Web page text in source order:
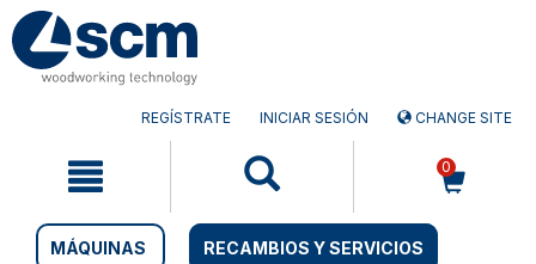
Saltar
contenido
Saltar
menú
REGÍSTRATE INICIAR SESIÓN CHANGE SITE
0
MÁQUINAS RECAMBIOS Y SERVICIOS